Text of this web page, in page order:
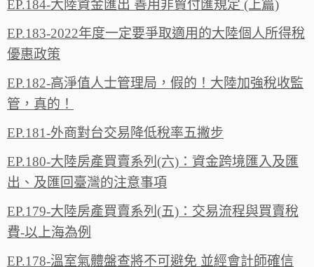
EP.184-大陸資金匯出 善用非貿付匯規定 (上篇)
EP.183-2022年度一定要爭取適用的大陸個人所得稅
優惠政策
EP.182-高淨值人士管理局，假的！大陸加強稅收監
管，真的！
EP.181-外商對台交易降低稅率五撇步
EP.180-大陸房產買賣系列(六)：資金跨境匯入及匯
出、及匯回臺灣的注意事項
EP.179-大陸房產買賣系列(五)：交易流程與買賣稅
費-以上海為例
EP.178-溫室氣體盤查將不可避免 並經會計師確信